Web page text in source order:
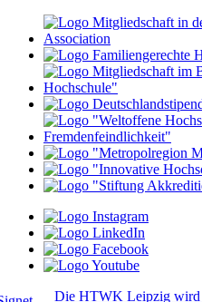
Die HTWK Leipzig wird